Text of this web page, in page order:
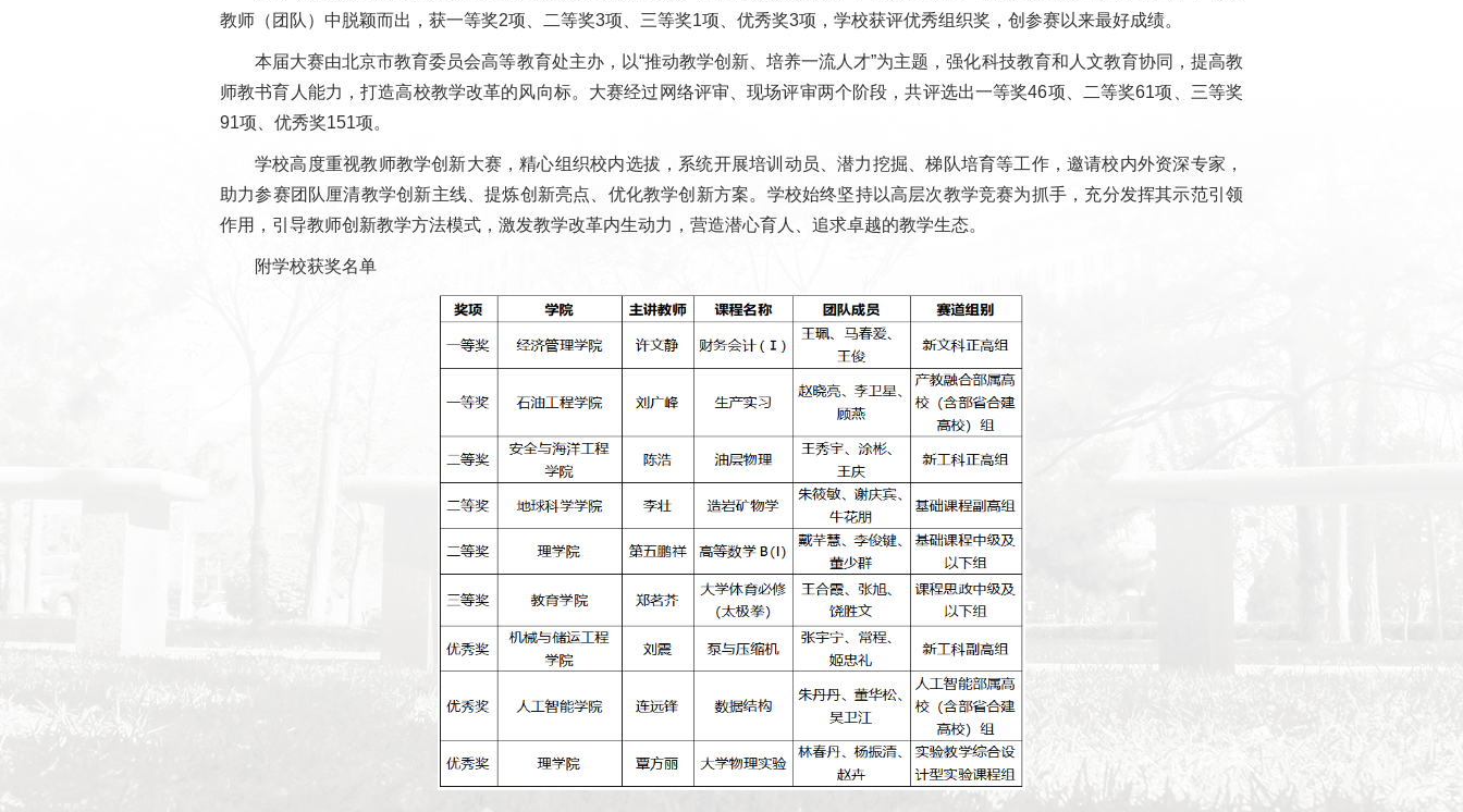
教师（团队）中脱颖而出，获一等奖2项、二等奖3项、三等奖1项、优秀奖3项，学校获评优秀组织奖，创参赛以来最好成绩。
本届大赛由北京市教育委员会高等教育处主办，以“推动教学创新、培养一流人才”为主题，强化科技教育和人文教育协同，提高教
师教书育人能力，打造高校教学改革的风向标。大赛经过网络评审、现场评审两个阶段，共评选出一等奖46项、二等奖61项、三等奖
91项、优秀奖151项。
学校高度重视教师教学创新大赛，精心组织校内选拔，系统开展培训动员、潜力挖掘、梯队培育等工作，邀请校内外资深专家，
助力参赛团队厘清教学创新主线、提炼创新亮点、优化教学创新方案。学校始终坚持以高层次教学竞赛为抓手，充分发挥其示范引领
作用，引导教师创新教学方法模式，激发教学改革内生动力，营造潜心育人、追求卓越的教学生态。
附学校获奖名单